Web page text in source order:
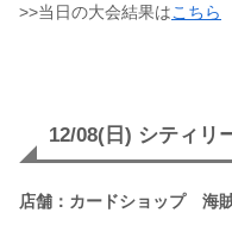
>>当日の大会結果はこちら
12/08(日) シティリ
店舗：カードショップ 海